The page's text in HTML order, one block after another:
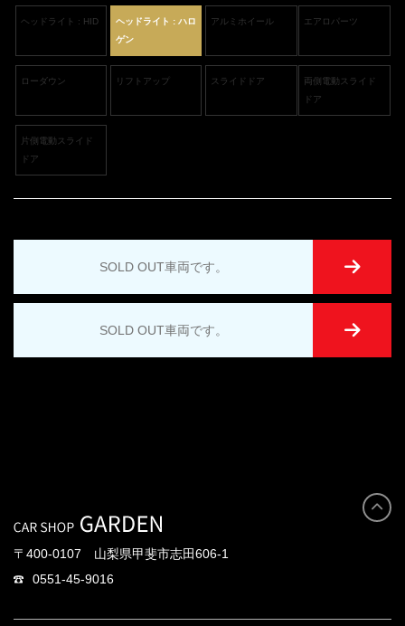
ヘッドライト : HID
ヘッドライト : ハロ
ゲン
アルミホイール エアロパーツ
ローダウン リフトアップ スライドドア
両側電動スライド
ドア
片側電動スライド
ドア
SOLD OUT車両です。
SOLD OUT車両です。
〒400-0107 山梨県甲斐市志田606-1
0551-45-9016